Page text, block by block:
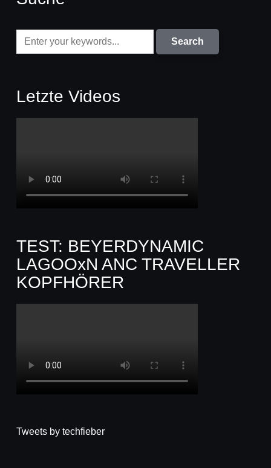
Letzte Videos
TEST: BEYERDYNAMIC
LAGOOxN ANC TRAVELLER
KOPFHÖRER
Tweets by techfieber